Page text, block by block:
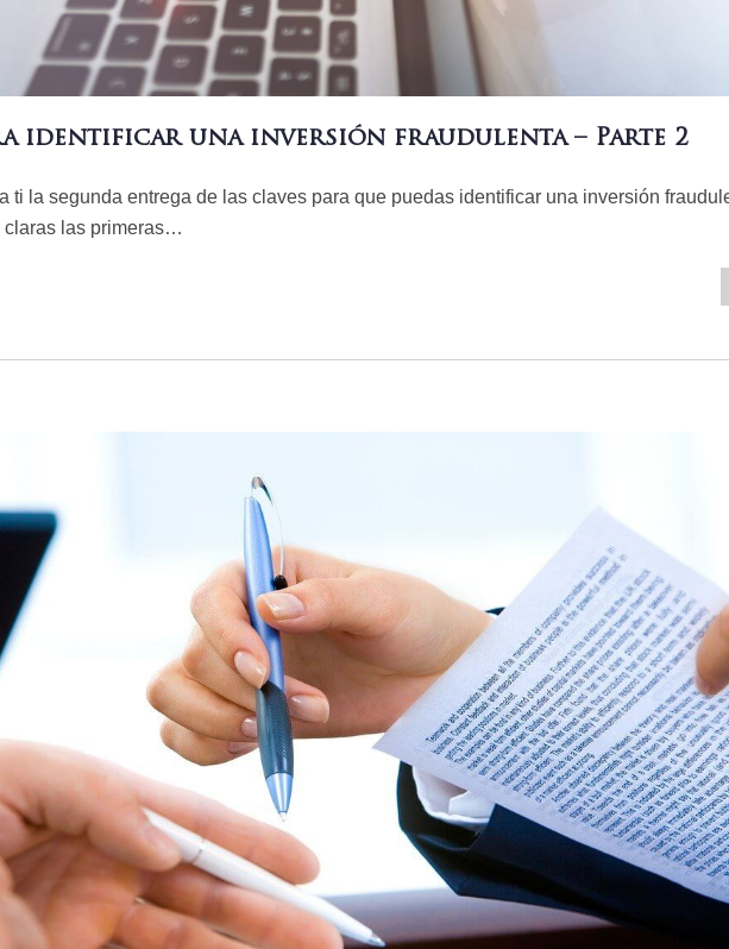
identificar una inversión fraudulenta – Parte 2
ti la segunda entrega de las claves para que puedas identificar una inversión
claras las primeras…